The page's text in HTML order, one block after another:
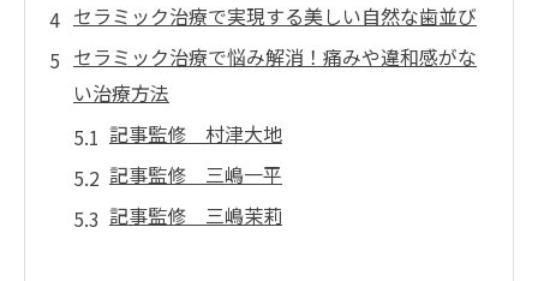
セラミック治療で実現する美しい自然な歯並び
セラミック治療で悩み解消！痛みや違和感がな
い治療方法
記事監修 村津大地
記事監修 三嶋一平
記事監修 三嶋茉莉